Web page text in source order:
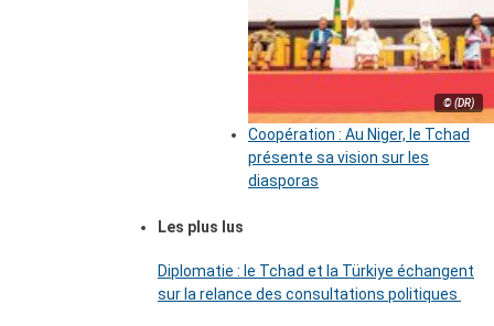
© (DR)
Coopération : Au Niger, le Tchad
présente sa vision sur les
diasporas
Les plus lus
Diplomatie : le Tchad et la Türkiye échangent
sur la relance des consultations politiques